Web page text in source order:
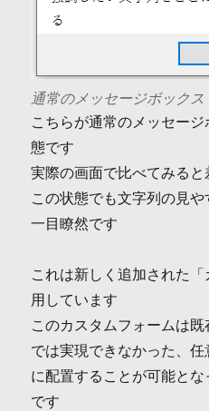
通常のメッセージボックス
こちらが通常のメッセー
態です
実際の画面で比べてみる
この状態でも文字列の見
一目瞭然です
これは新しく追加された
用しています
このカスタムフォームは
では実現できなかった、
に配置することが可能と
です